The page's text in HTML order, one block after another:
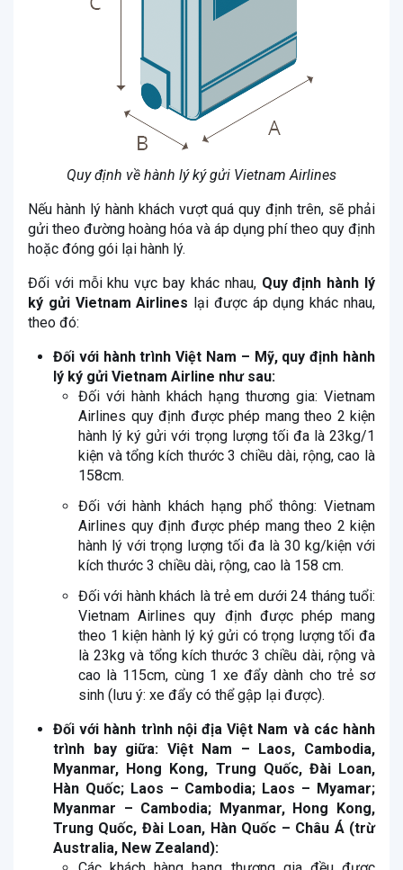
Quy định về hành lý ký gửi Vietnam Airlines
Nếu hành lý hành khách vượt quá quy định trên, sẽ phải
gửi theo đường hoàng hóa và áp dụng phí theo quy định
hoặc đóng gói lại hành lý.
Đối với mỗi khu vực bay khác nhau, Quy định hành lý
ký gửi Vietnam Airlines lại được áp dụng khác nhau,
theo đó:
Đối với hành trình Việt Nam – Mỹ, quy định hành
lý ký gửi Vietnam Airline như sau:
Đối với hành khách hạng thương gia: Vietnam
Airlines quy định được phép mang theo 2 kiện
hành lý ký gửi với trọng lượng tối đa là 23kg/1
kiện và tổng kích thước 3 chiều dài, rộng, cao là
158cm.
Đối với hành khách hạng phổ thông: Vietnam
Airlines quy định được phép mang theo 2 kiện
hành lý với trọng lượng tối đa là 30 kg/kiện với
kích thước 3 chiều dài, rộng, cao là 158 cm.
Đối với hành khách là trẻ em dưới 24 tháng tuổi:
Vietnam Airlines quy định được phép mang
theo 1 kiện hành lý ký gửi có trọng lượng tối đa
là 23kg và tổng kích thước 3 chiều dài, rộng và
cao là 115cm, cùng 1 xe đẩy dành cho trẻ sơ
sinh (lưu ý: xe đẩy có thể gập lại được).
Đối với hành trình nội địa Việt Nam và các hành
trình bay giữa: Việt Nam – Laos, Cambodia,
Myanmar, Hong Kong, Trung Quốc, Đài Loan,
Hàn Quốc; Laos – Cambodia; Laos – Myamar;
Myanmar – Cambodia; Myanmar, Hong Kong,
Trung Quốc, Đài Loan, Hàn Quốc – Châu Á (trừ
Australia, New Zealand):